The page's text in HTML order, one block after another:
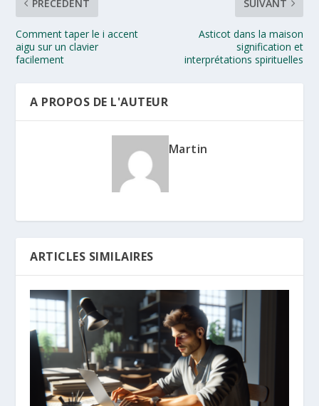
PRÉCÉDENT
Comment taper le i accent
aigu sur un clavier
facilement
SUIVANT
Asticot dans la maison
signification et
interprétations spirituelles
A PROPOS DE L'AUTEUR
Martin
ARTICLES SIMILAIRES